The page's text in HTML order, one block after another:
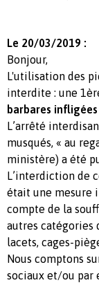
Le 20/03/2019 :
Bonjour,
L'utilisation des
interdite : une
barbares
L’arrêté
musqués, « au
ministère) a été
L’interdiction de
était une mesure
compte de la
autres catégories
lacets, cages-
Nous comptons
sociaux et/ou par